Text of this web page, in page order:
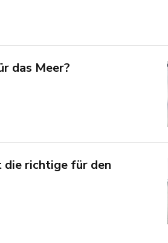
das Meer?
richtige für den